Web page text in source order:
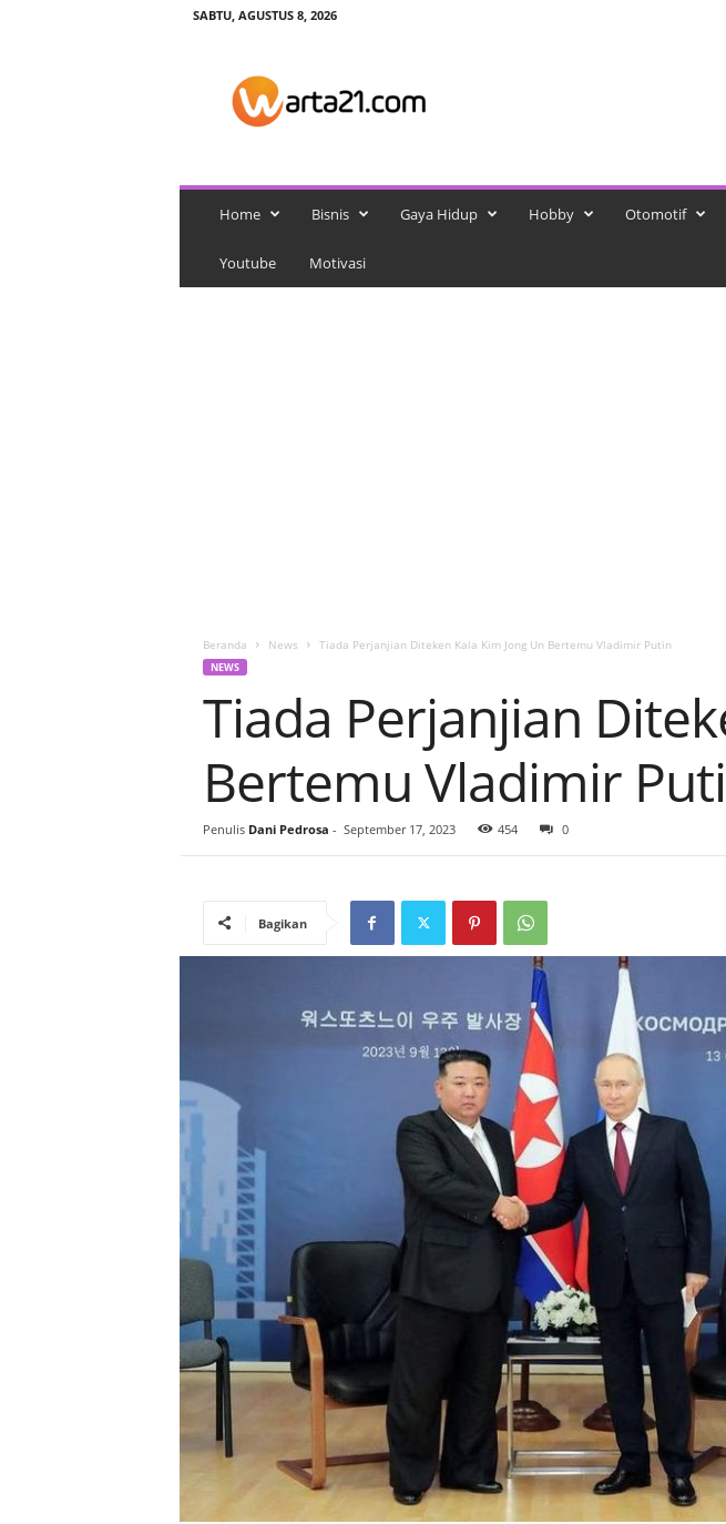
SABTU, AGUSTUS 8, 2026
1
Home Bisnis Gaya Hidup Hobby Otomotif
Youtube Motivasi
Beranda News Tiada Perjanjian Diteken Kala Kim Jong Un Bertemu Vladimir Putin
NEWS
Tiada Perjanjian
Bertemu Vladimir
Penulis Dani Pedrosa - September 17, 2023 454 0
Bagikan